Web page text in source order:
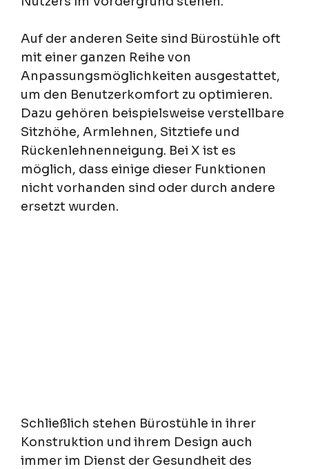
Auf der anderen Seite sind Bürostühle oft
mit einer ganzen Reihe von
Anpassungsmöglichkeiten ausgestattet,
um den Benutzerkomfort zu optimieren.
Dazu gehören beispielsweise verstellbare
Sitzhöhe, Armlehnen, Sitztiefe und
Rückenlehnenneigung. Bei X ist es
möglich, dass einige dieser Funktionen
nicht vorhanden sind oder durch andere
ersetzt wurden.
Schließlich stehen Bürostühle in ihrer
Konstruktion und ihrem Design auch
immer im Dienst der Gesundheit des